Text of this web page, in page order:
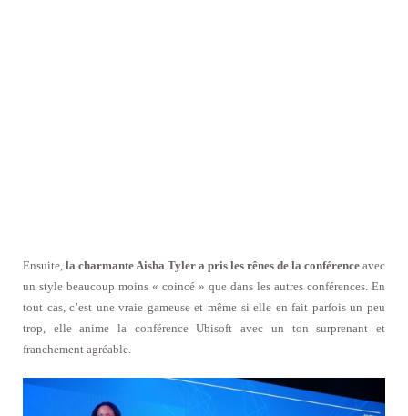
Ensuite, la charmante Aisha Tyler a pris les rênes de la conférence avec
un style beaucoup moins « coincé » que dans les autres conférences. En
tout cas, c’est une vraie gameuse et même si elle en fait parfois un peu
trop, elle anime la conférence Ubisoft avec un ton surprenant et
franchement agréable.